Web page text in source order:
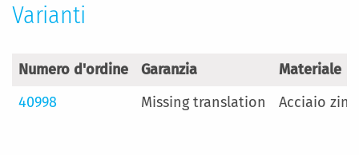
Varianti
Numero d'ordine Garanzia
Materiale
40998
Missing translation Acciaio